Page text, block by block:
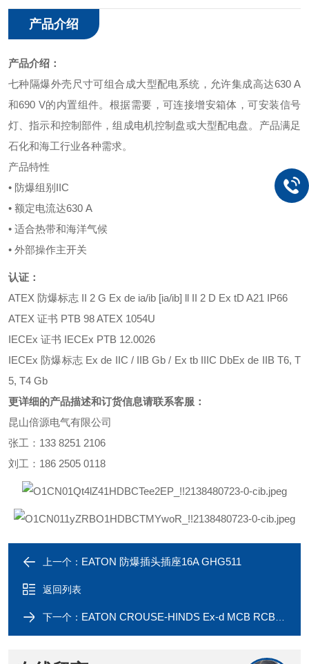
产品介绍
产品介绍：
七种隔爆外壳尺寸可组合成大型配电系统，允许集成高达630 A
和690 V的内置组件。根据需要，可连接增安箱体，可安装信号
灯、指示和控制部件，组成电机控制盘或大型配电盘。产品满足
石化和海工行业各种需求。
产品特性
• 防爆组别IIC
• 额定电流达630 A
• 适合热带和海洋气候
• 外部操作主开关
认证：
ATEX 防爆标志 II 2 G Ex de ia/ib [ia/ib] ll II 2 D Ex tD A21 IP66
ATEX 证书 PTB 98 ATEX 1054U
IECEx 证书 IECEx PTB 12.0026
IECEx 防爆标志 Ex de IIC / IIB Gb / Ex tb IIIC DbEx de IIB T6, T
5, T4 Gb
更详细的产品描述和订货信息请联系客服：
昆山倍源电气有限公司
张工：133 8251 2106
刘工：186 2505 0118
上一个： EATON 防爆插头插座16A GHG511
返回列表
下一个： EATON CROUSE-HINDS Ex-d MCB RCBO RCD NH-00